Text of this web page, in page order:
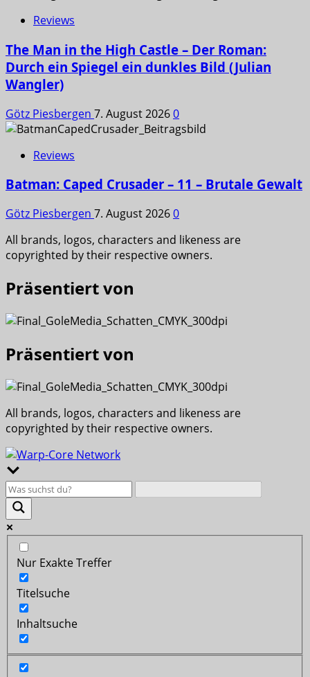
Reviews
The Man in the High Castle – Der Roman:
Durch ein Spiegel ein dunkles Bild (Julian
Wangler)
Götz Piesbergen 7. August 20260
Reviews
Batman: Caped Crusader – 11 – Brutale Gewalt
Götz Piesbergen 7. August 20260
All brands, logos, characters and likeness are
copyrighted by their respective owners.
Präsentiert von
Präsentiert von
All brands, logos, characters and likeness are
copyrighted by their respective owners.
Nur Exakte Treffer
Titelsuche
Inhaltsuche